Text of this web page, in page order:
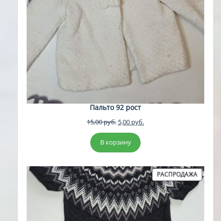
Пальто 92 рост
15,00руб. Первоначальная
цена
составляла
15,00 руб..
5,00 руб.Текущая
В корзину
РАСПРОДАЖА
ТОВАР